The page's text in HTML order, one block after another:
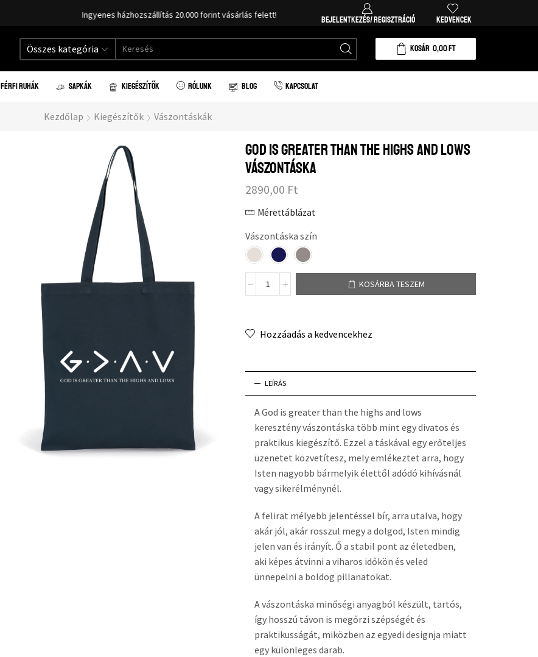
Ingyenes házhozszállítás 20.000 forint vásárlás felett! BEJELENTKEZÉS/ REGISZTRÁCIÓ KEDVENCEK
Összes kategória KOSÁR 0,00FT
FÉRFI RUHÁK SAPKÁK KIEGÉSZÍTŐK RÓLUNK BLOG KAPCSOLAT
Kezdőlap Kiegészítők Vászontáskák
God is greater than the highs and lows
vászontáska
2890,00 Ft
Mérettáblázat
Vászontáska szín
KOSÁRBA TESZEM
Hozzáadás a kedvencekhez
LEÍRÁS
A God is greater than the highs and lows
keresztény vászontáska több mint egy divatos és
praktikus kiegészítő. Ezzel a táskával egy erőteljes
üzenetet közvetítesz, mely emlékeztet arra, hogy
Isten nagyobb bármelyik élettől adódó kihívásnál
vagy sikerélménynél.
A felirat mélyebb jelentéssel bír, arra utalva, hogy
akár jól, akár rosszul megy a dolgod, Isten mindig
jelen van és irányít. Ő a stabil pont az életedben,
aki képes átvinni a viharos időkön és veled
ünnepelni a boldog pillanatokat.
A vászontáska minőségi anyagból készült, tartós,
így hosszú távon is megőrzi szépségét és
praktikusságát, miközben az egyedi designja miatt
egy különleges darab.